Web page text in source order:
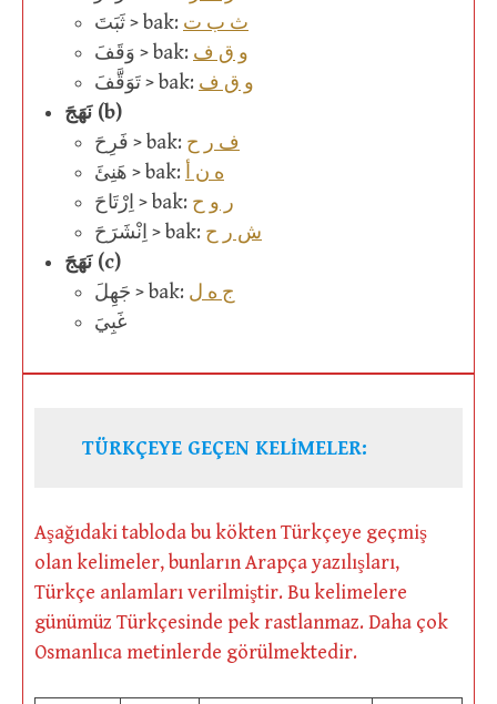
ثَبَتَ > bak: ث ب ت
وَقَفَ > bak: و ق ف
تَوَقَّفَ > bak: و ق ف
نَهَجَ (b)
فَرِحَ > bak: ف ر ح
هَنِئَ > bak:
ه ن أ
اِرْتَاحَ > bak: ر و ح
اِنْشَرَحَ > bak: ش ر ح
نَهَجَ (c)
جَهِلَ > bak: ج ه ل
غَبِيَ
TÜRKÇEYE GEÇEN KELİMELER:
Aşağıdaki tabloda bu kökten Türkçeye geçmiş
olan kelimeler, bunların Arapça yazılışları,
Türkçe anlamları verilmiştir. Bu kelimelere
günümüz Türkçesinde pek rastlanmaz. Daha çok
Osmanlıca metinlerde görülmektedir.